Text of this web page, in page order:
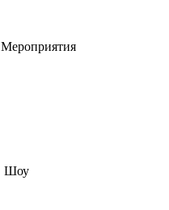
Мероприятия
Шоу